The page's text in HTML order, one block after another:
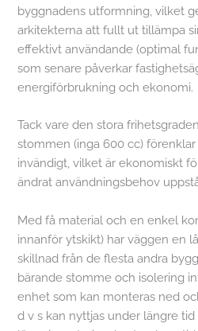
byggnadens utformning, vilket
arkitekterna att fullt ut tillämpa
effektivt användande (optimal
som senare påverkar
energiförbrukning och ekonomi.
Tack vare den stora
stommen (inga 600 cc)
invändigt, vilket är ekonomiskt
ändrat användningsbehov
Med få material och en enkel
innanför ytskikt) har väggen en
skillnad från de flesta andra
bärande stomme och isolering
enhet som kan monteras ned
d v s kan nyttjas under längre